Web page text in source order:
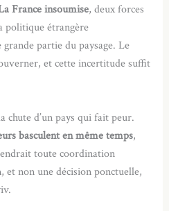
France insoumise, deux forces
politique étrangère
partie du paysage. Le
et cette incertitude suffit
chute d’un pays qui fait peur.
basculent en même temps,
toute coordination
et non une décision ponctuelle,